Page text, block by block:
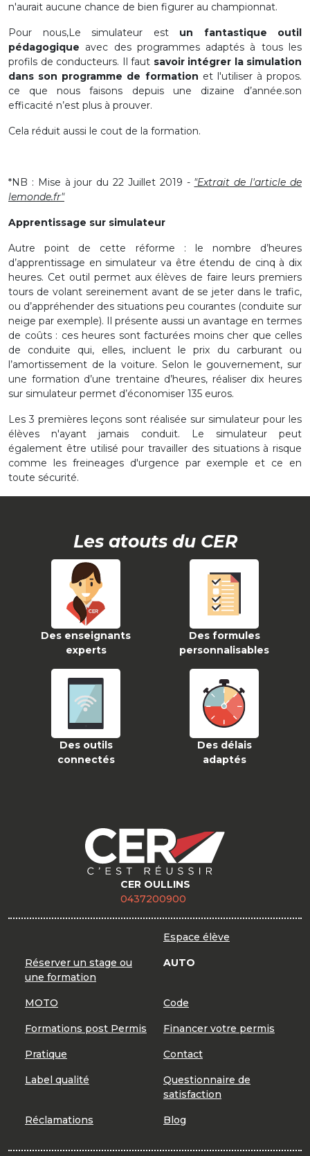
n'aurait aucune chance de bien figurer au championnat.
Pour nous,Le simulateur est un fantastique outil
pédagogique avec des programmes adaptés à tous les
profils de conducteurs. Il faut savoir intégrer la simulation
dans son programme de formation et l'utiliser à propos.
ce que nous faisons depuis une dizaine d’année.son
efficacité n’est plus à prouver.
Cela réduit aussi le cout de la formation.
*NB : Mise à jour du 22 Juillet 2019 - "Extrait de l'article de
lemonde.fr"
Apprentissage sur simulateur
Autre point de cette réforme : le nombre d’heures
d’apprentissage en simulateur va être étendu de cinq à dix
heures. Cet outil permet aux élèves de faire leurs premiers
tours de volant sereinement avant de se jeter dans le trafic,
ou d’appréhender des situations peu courantes (conduite sur
neige par exemple). Il présente aussi un avantage en termes
de coûts : ces heures sont facturées moins cher que celles
de conduite qui, elles, incluent le prix du carburant ou
l’amortissement de la voiture. Selon le gouvernement, sur
une formation d’une trentaine d’heures, réaliser dix heures
sur simulateur permet d’économiser 135 euros.
Les 3 premières leçons sont réalisée sur simulateur pour les
élèves n'ayant jamais conduit. Le simulateur peut
également être utilisé pour travailler des situations à risque
comme les freineages d'urgence par exemple et ce en
toute sécurité.
Les atouts du CER
Des enseignants
experts
Des formules
personnalisables
Des outils
connectés
Des délais
adaptés
CER OULLINS
0437200900
Espace élève
Réserver un stage ou
une formation
AUTO
MOTO Code
Formations post Permis Financer votre permis
Pratique Contact
Label qualité
Questionnaire de
satisfaction
Réclamations Blog